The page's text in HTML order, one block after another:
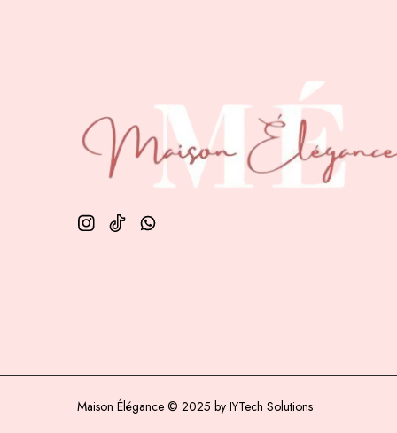
Maison Élégance © 2025 by IYTech Solutions